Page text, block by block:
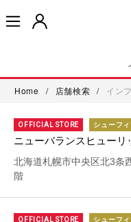
Home / 店舗検索 / イン
OFFICIAL STORE シューフ
ニューバランスヒューリ
北海道札幌市中央区北3条
階
OFFICIAL STORE シューフ